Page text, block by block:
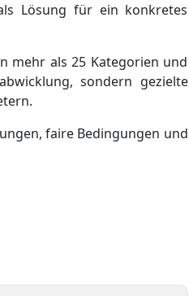
Lösung für ein konkretes
mehr als 25 Kategorien und
sondern gezielte
faire Bedingungen und